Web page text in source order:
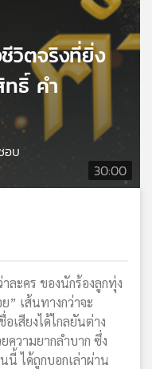
30:00
วิตจริงที่ยิ่ง
ธิ์ คำ
อบ
ละคร ของนักร้องลูกทุ่ง
” เส้นทางกว่าจะ
เสียงได้ไกลยันต่าง
วามยากลำบาก ซึ่ง
ได้ถูกบอกเล่าผ่าน